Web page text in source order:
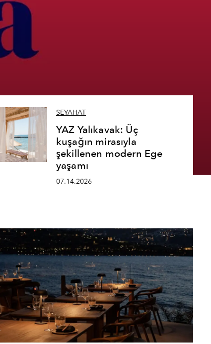
SEYAHAT
YAZ Yalıkavak: Üç
kuşağın mirasıyla
şekillenen modern Ege
yaşamı
07.14.2026